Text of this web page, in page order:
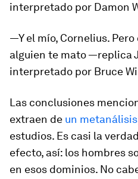
interpretado por Damon
—Y el mío, Cornelius.
alguien te mato —replica
interpretado por Bruce
Las conclusiones
extraen de un metanálisis
estudios. Es casi la
efecto, así: los hombres
en esos dominios. No